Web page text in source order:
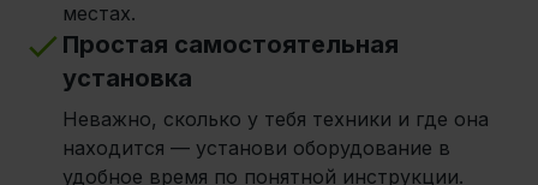
местах.
Простая самостоятельная
установка
Неважно, сколько у тебя техники и где она
находится — установи оборудование в
удобное время по понятной инструкции.